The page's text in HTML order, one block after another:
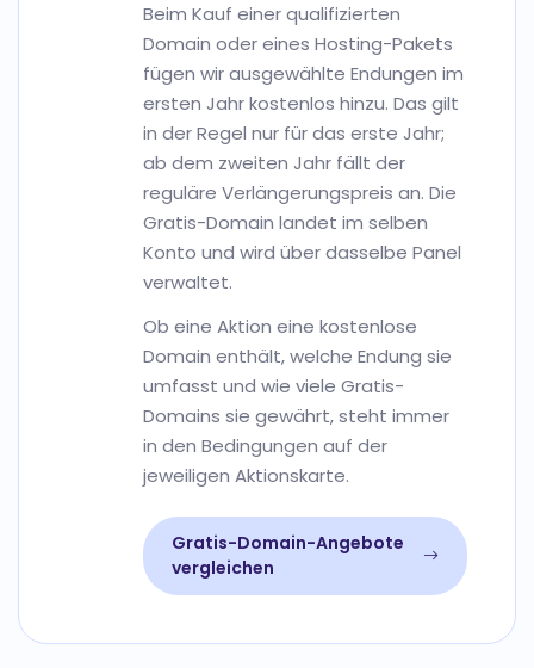
Beim Kauf einer qualifizierten
Domain oder eines Hosting-Pakets
fügen wir ausgewählte Endungen im
ersten Jahr kostenlos hinzu. Das gilt
in der Regel nur für das erste Jahr;
ab dem zweiten Jahr fällt der
reguläre Verlängerungspreis an. Die
Gratis-Domain landet im selben
Konto und wird über dasselbe Panel
verwaltet.
Ob eine Aktion eine kostenlose
Domain enthält, welche Endung sie
umfasst und wie viele Gratis-
Domains sie gewährt, steht immer
in den Bedingungen auf der
jeweiligen Aktionskarte.
Gratis-Domain-Angebote
vergleichen